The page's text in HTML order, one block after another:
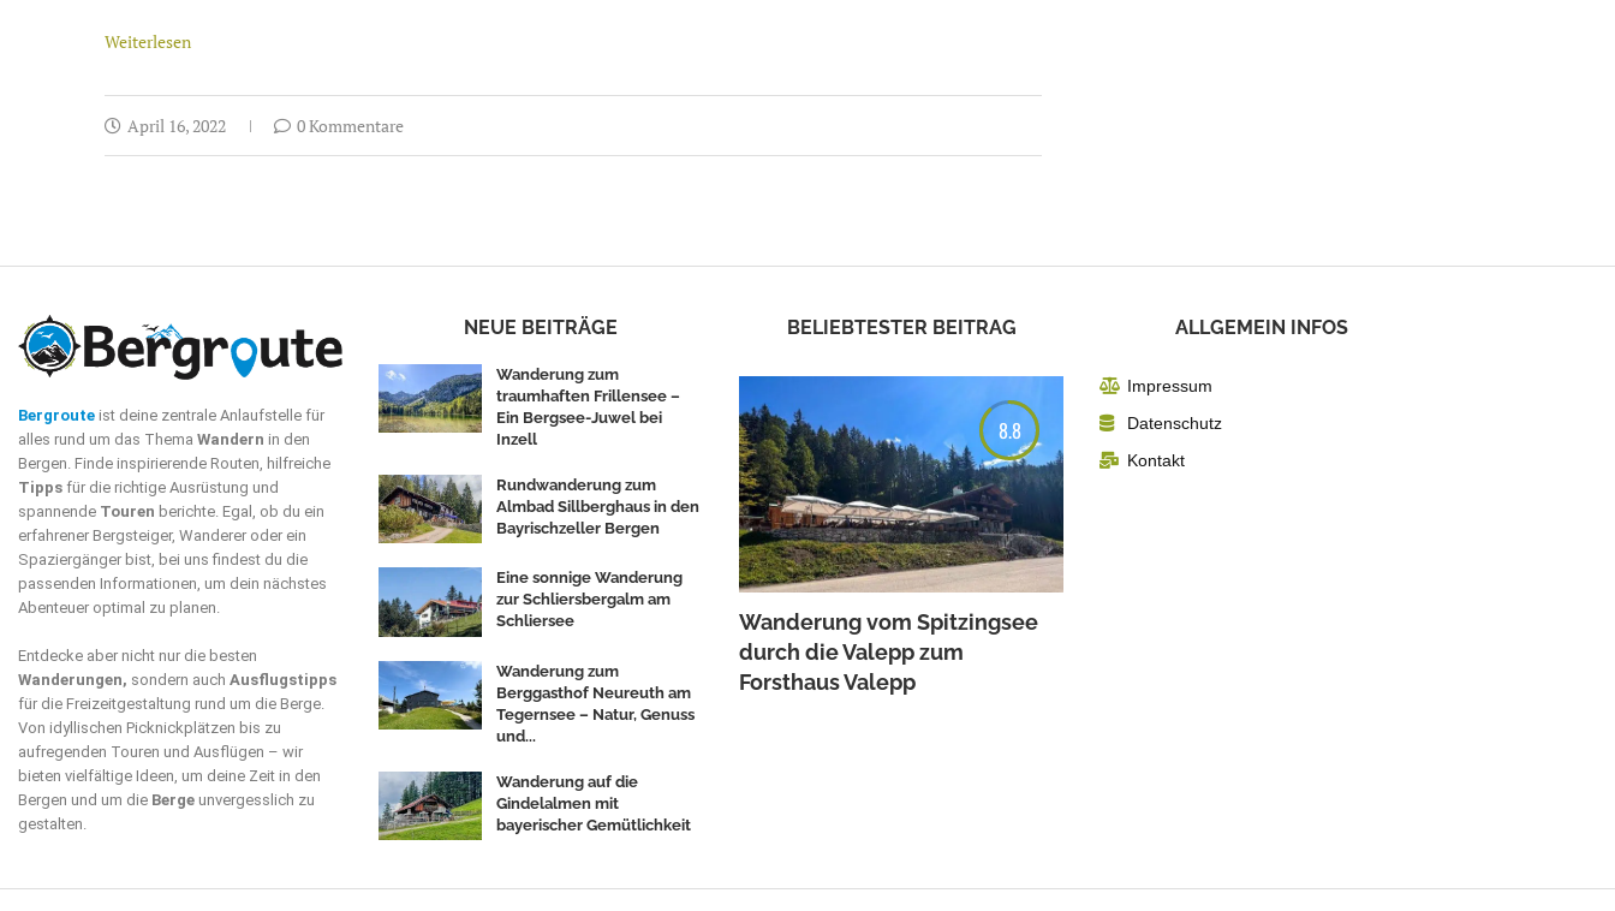
Weiterlesen
April 16, 2022 0 Kommentare
Bergroute ist deine zentrale Anlaufstelle für
alles rund um das Thema Wandern in den
Bergen. Finde inspirierende Routen, hilfreiche
Tipps für die richtige Ausrüstung und
spannende Touren berichte. Egal, ob du ein
erfahrener Bergsteiger, Wanderer oder ein
Spaziergänger bist, bei uns findest du die
passenden Informationen, um dein nächstes
Abenteuer optimal zu planen.
Entdecke aber nicht nur die besten
Wanderungen, sondern auch Ausflugstipps
für die Freizeitgestaltung rund um die Berge.
Von idyllischen Picknickplätzen bis zu
aufregenden Touren und Ausflügen – wir
bieten vielfältige Ideen, um deine Zeit in den
Bergen und um die Berge unvergesslich zu
gestalten.
NEUE BEITRÄGE
Wanderung zum
traumhaften Frillensee –
Ein Bergsee-Juwel bei
Inzell
Rundwanderung zum
Almbad Sillberghaus in den
Bayrischzeller Bergen
Eine sonnige Wanderung
zur Schliersbergalm am
Schliersee
Wanderung zum
Berggasthof Neureuth am
Tegernsee – Natur, Genuss
und...
Wanderung auf die
Gindelalmen mit
bayerischer Gemütlichkeit
BELIEBTESTER BEITRAG
8.8
Wanderung vom Spitzingsee
durch die Valepp zum
Forsthaus Valepp
ALLGEMEIN INFOS
Impressum
Datenschutz
Kontakt